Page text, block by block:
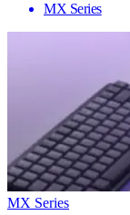
MX Series
MX Series